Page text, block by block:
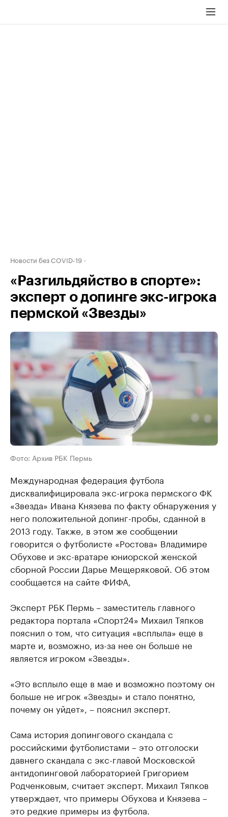
Новости без COVID-19
«Разгильдяйство в спорте»:
эксперт о допинге экс-игрока
пермской «Звезды»
Фото: Архив РБК Пермь
Международная федерация футбола
дисквалифицировала экс-игрока пермского ФК
«Звезда» Ивана Князева по факту обнаружения у
него положительной допинг-пробы, сданной в
2013 году. Также, в этом же сообщении
говорится о футболисте «Ростова» Владимире
Обухове и экс-вратаре юниорской женской
сборной России Дарье Мещеряковой. Об этом
сообщается на сайте ФИФА,
Эксперт РБК Пермь – заместитель главного
редактора портала «Спорт24» Михаил Тяпков
пояснил о том, что ситуация «всплыла» еще в
марте и, возможно, из-за нее он больше не
является игроком «Звезды».
«Это всплыло еще в мае и возможно поэтому он
больше не игрок «Звезды» и стало понятно,
почему он уйдет», – пояснил эксперт.
Сама история допингового скандала с
российскими футболистами – это отголоски
давнего скандала с экс-главой Московской
антидопинговой лабораторией Григорием
Родченковым, считает эксперт. Михаил Тяпков
утверждает, что примеры Обухова и Князева –
это редкие примеры из футбола.